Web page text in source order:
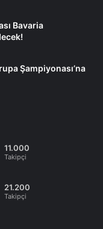
Bavaria
Şampiyonası’na
11.000
Takipçi
21.200
Takipçi